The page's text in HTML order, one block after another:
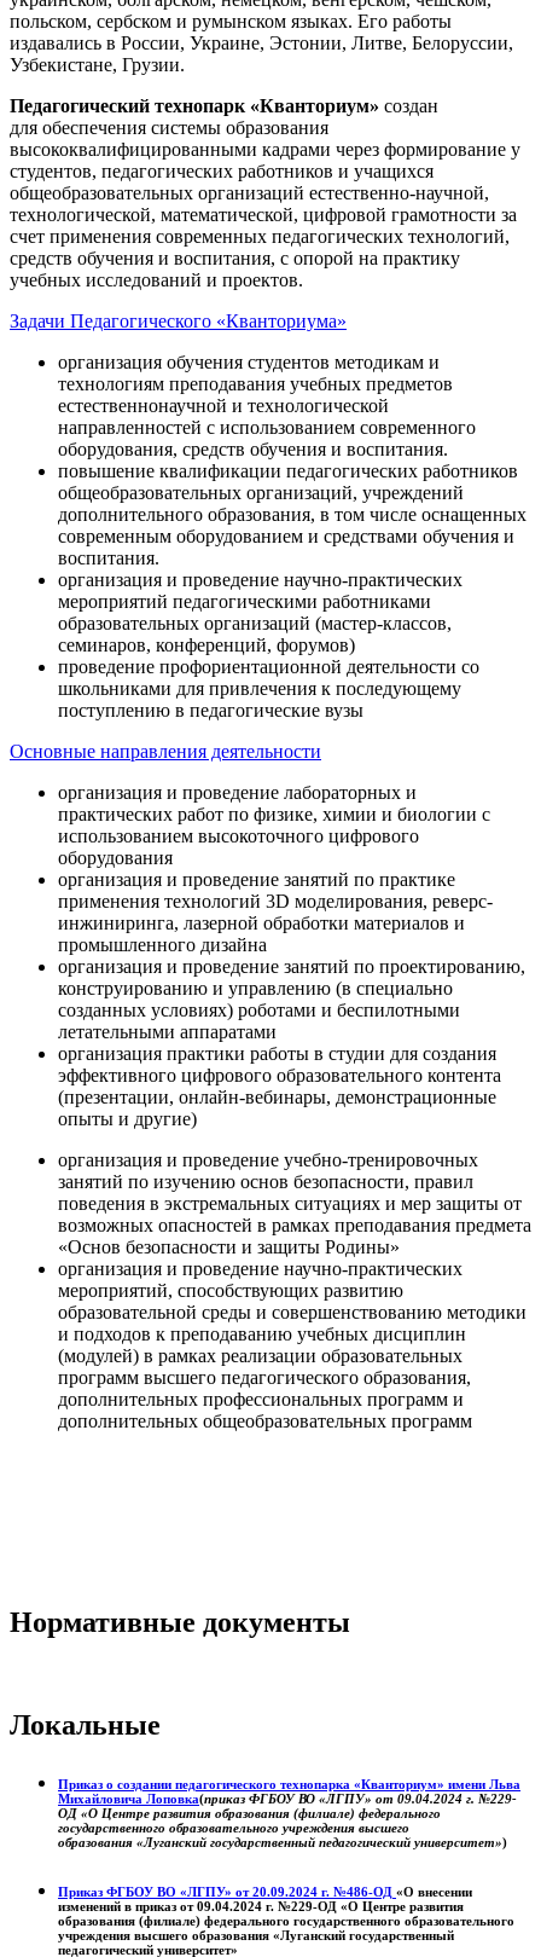
польском, сербском и румынском языках. Его работы
издавались в России, Украине, Эстонии, Литве, Белоруссии,
Узбекистане, Грузии.
Педагогический технопарк «Кванториум» создан
для обеспечения системы образования
высококвалифицированными кадрами через формирование у
студентов, педагогических работников и учащихся
общеобразовательных организаций естественно-научной,
технологической, математической, цифровой грамотности за
счет применения современных педагогических технологий,
средств обучения и воспитания, с опорой на практику
учебных исследований и проектов.
Задачи Педагогического «Кванториума»
организация обучения студентов методикам и
технологиям преподавания учебных предметов
естественнонаучной и технологической
направленностей с использованием современного
оборудования, средств обучения и воспитания.
повышение квалификации педагогических работников
общеобразовательных организаций, учреждений
дополнительного образования, в том числе оснащенных
современным оборудованием и средствами обучения и
воспитания.
организация и проведение научно-практических
мероприятий педагогическими работниками
образовательных организаций (мастер-классов,
семинаров, конференций, форумов)
проведение профориентационной деятельности со
школьниками для привлечения к последующему
поступлению в педагогические вузы
Основные направления деятельности
организация и проведение лабораторных и
практических работ по физике, химии и биологии с
использованием высокоточного цифрового
оборудования
организация и проведение занятий по практике
применения технологий 3D моделирования, реверс-
инжиниринга, лазерной обработки материалов и
промышленного дизайна
организация и проведение занятий по проектированию,
конструированию и управлению (в специально
созданных условиях) роботами и беспилотными
летательными аппаратами
организация практики работы в студии для создания
эффективного цифрового образовательного контента
(презентации, онлайн-вебинары, демонстрационные
опыты и другие)
организация и проведение учебно-тренировочных
занятий по изучению основ безопасности, правил
поведения в экстремальных ситуациях и мер защиты от
возможных опасностей в рамках преподавания предмета
«Основ безопасности и защиты Родины»
организация и проведение научно-практических
мероприятий, способствующих развитию
образовательной среды и совершенствованию методики
и подходов к преподаванию учебных дисциплин
(модулей) в рамках реализации образовательных
программ высшего педагогического образования,
дополнительных профессиональных программ и
дополнительных общеобразовательных программ
Нормативные документы
Локальные
Приказ о создании педагогического технопарка «Кванториум» имени Льва
Михайловича Лоповка(приказ ФГБОУ ВО «ЛГПУ» от 09.04.2024 г. №229-
ОД «О Центре развития образования (филиале) федерального
государственного образовательного учреждения высшего
образования «Луганский государственный педагогический университет»)
Приказ ФГБОУ ВО «ЛГПУ» от 20.09.2024 г. №486-ОД «О внесении
изменений в приказ от 09.04.2024 г. №229-ОД «О Центре развития
образования (филиале) федерального государственного образовательного
учреждения высшего образования «Луганский государственный
педагогический университет»